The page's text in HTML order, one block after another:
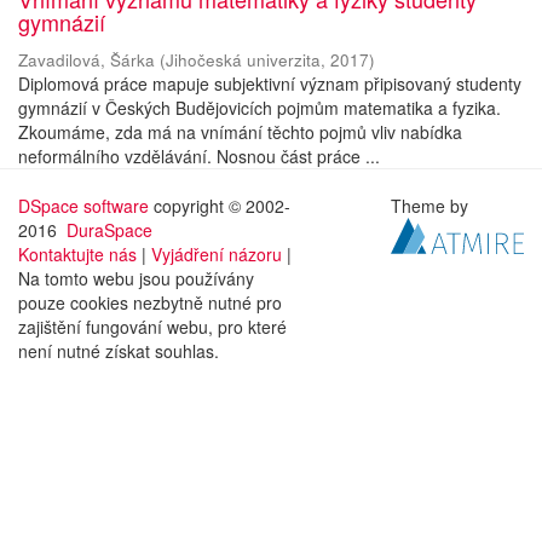
gymnázií
Zavadilová, Šárka (Jihočeská univerzita, 2017)
Diplomová práce mapuje subjektivní význam připisovaný studenty
gymnázií v Českých Budějovicích pojmům matematika a fyzika.
Zkoumáme, zda má na vnímání těchto pojmů vliv nabídka
neformálního vzdělávání. Nosnou část práce ...
DSpace software copyright © 2002-
2016 DuraSpace
Kontaktujte nás | Vyjádření názoru |
Na tomto webu jsou používány
pouze cookies nezbytně nutné pro
zajištění fungování webu, pro které
není nutné získat souhlas.
Theme by